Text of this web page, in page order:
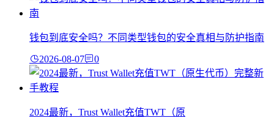
钱包到底安全吗？不同类型钱包的安全真相与防护指南
2026-08-07 0
2024最新，Trust Wallet充值TWT（原